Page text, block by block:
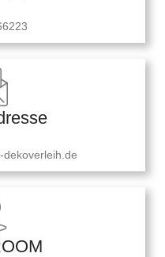
dekoverleih.de